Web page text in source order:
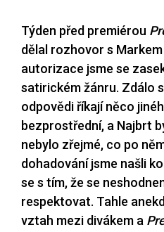
Týden před premiérou
dělal rozhovor s
autorizace jsme se
satirickém žánru. Zdálo
odpovědi říkají něco
bezprostřední, a Najbrt
nebylo zřejmé, co po
dohadování jsme našli
se s tím, že se
respektovat. Tahle
vztah mezi divákem a